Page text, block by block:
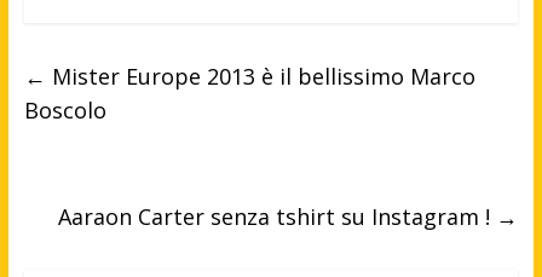
← Mister Europe 2013 è il bellissimo Marco
Boscolo
Aaraon Carter senza tshirt su Instagram ! →